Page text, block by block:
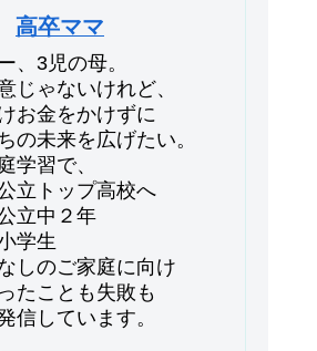
高卒ママ
、3児の母。
じゃないけれど、
お金をかけずに
の未来を広げたい。
学習で、
立トップ高校へ
立中２年
学生
しのご家庭に向け
たことも失敗も
信しています。